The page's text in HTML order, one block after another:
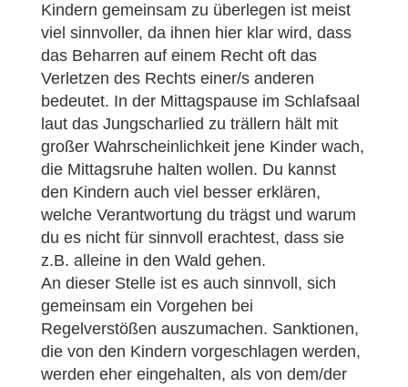
Kindern gemeinsam zu überlegen ist meist
viel sinnvoller, da ihnen hier klar wird, dass
das Beharren auf einem Recht oft das
Verletzen des Rechts einer/s anderen
bedeutet. In der Mittagspause im Schlafsaal
laut das Jungscharlied zu trällern hält mit
großer Wahrscheinlichkeit jene Kinder wach,
die Mittagsruhe halten wollen. Du kannst
den Kindern auch viel besser erklären,
welche Verantwortung du trägst und warum
du es nicht für sinnvoll erachtest, dass sie
z.B. alleine in den Wald gehen.
An dieser Stelle ist es auch sinnvoll, sich
gemeinsam ein Vorgehen bei
Regelverstößen auszumachen. Sanktionen,
die von den Kindern vorgeschlagen werden,
werden eher eingehalten, als von dem/der